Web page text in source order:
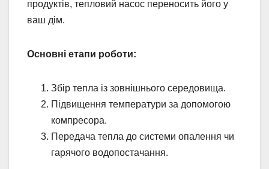
продуктів, тепловий насос переносить його у
ваш дім.
Основні етапи роботи:
Збір тепла із зовнішнього середовища.
Підвищення температури за допомогою
компресора.
Передача тепла до системи опалення чи
гарячого водопостачання.